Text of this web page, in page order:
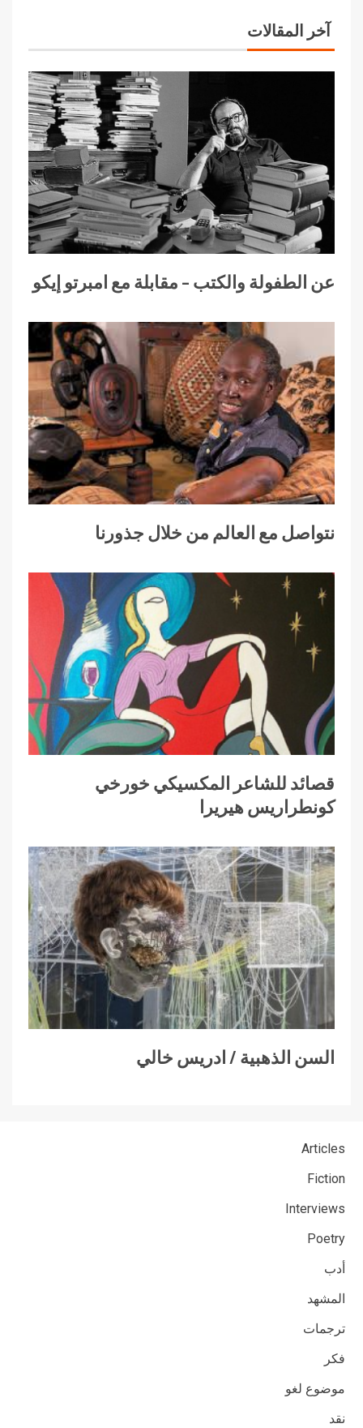
آخر المقالات
عن الطفولة والكتب – مقابلة مع امبرتو إيكو
نتواصل مع العالم من خلال جذورنا
قصائد للشاعر المكسيكي خورخي
كونطراريس هيريرا
السن الذهبية / ادريس خالي
Articles
Fiction
Interviews
Poetry
أدب
المشهد
ترجمات
فكر
موضوع لغو
نقد